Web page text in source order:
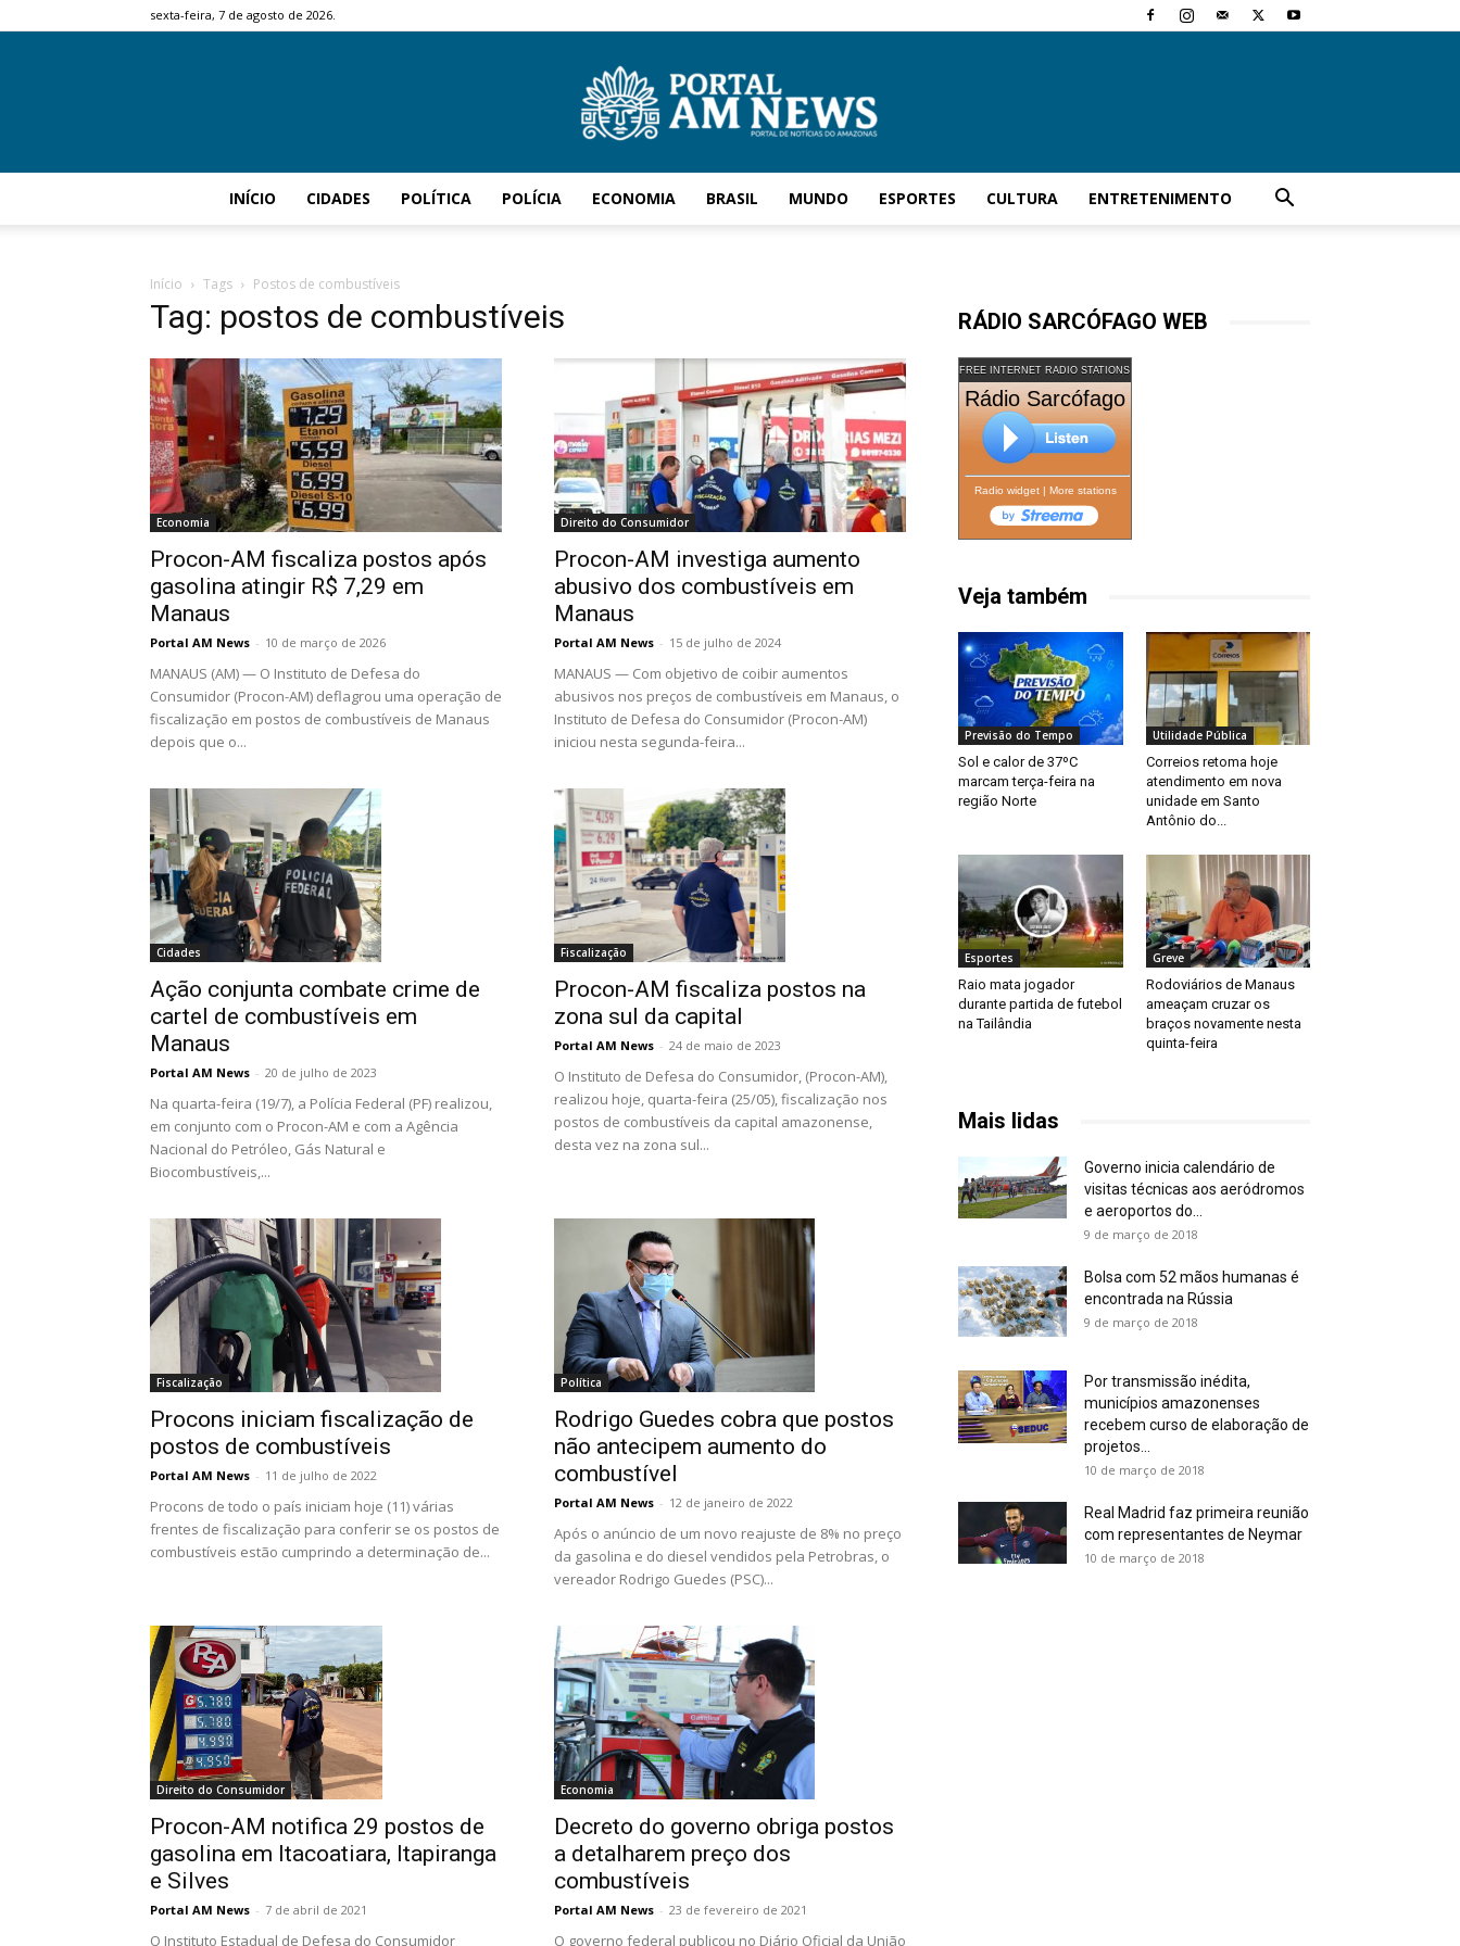
sexta-feira, 7 de agosto de 2026.
INÍCIO CIDADES POLÍTICA POLÍCIA ECONOMIA BRASIL MUNDO ESPORTES CULTURA ENTRETENIMENTO
Início Tags Postos de combustíveis
Tag: postos de combustíveis
Economia
Procon-AM fiscaliza postos após
gasolina atingir R$ 7,29 em
Manaus
Portal AM News - 10 de março de 2026
MANAUS (AM) — O Instituto de Defesa do
Consumidor (Procon-AM) deflagrou uma operação de
fiscalização em postos de combustíveis de Manaus
depois que o...
Direito do Consumidor
Procon-AM investiga aumento
abusivo dos combustíveis em
Manaus
Portal AM News - 15 de julho de 2024
MANAUS — Com objetivo de coibir aumentos
abusivos nos preços de combustíveis em Manaus, o
Instituto de Defesa do Consumidor (Procon-AM)
iniciou nesta segunda-feira...
Cidades
Ação conjunta combate crime de
cartel de combustíveis em
Manaus
Portal AM News - 20 de julho de 2023
Na quarta-feira (19/7), a Polícia Federal (PF) realizou,
em conjunto com o Procon-AM e com a Agência
Nacional do Petróleo, Gás Natural e
Biocombustíveis,...
Fiscalização
Procon-AM fiscaliza postos na
zona sul da capital
Portal AM News - 24 de maio de 2023
O Instituto de Defesa do Consumidor, (Procon-AM),
realizou hoje, quarta-feira (25/05), fiscalização nos
postos de combustíveis da capital amazonense,
desta vez na zona sul...
Fiscalização
Procons iniciam fiscalização de
postos de combustíveis
Portal AM News - 11 de julho de 2022
Procons de todo o país iniciam hoje (11) várias
frentes de fiscalização para conferir se os postos de
combustíveis estão cumprindo a determinação de...
Política
Rodrigo Guedes cobra que postos
não antecipem aumento do
combustível
Portal AM News - 12 de janeiro de 2022
Após o anúncio de um novo reajuste de 8% no preço
da gasolina e do diesel vendidos pela Petrobras, o
vereador Rodrigo Guedes (PSC)...
Direito do Consumidor
Procon-AM notifica 29 postos de
gasolina em Itacoatiara, Itapiranga
e Silves
Portal AM News - 7 de abril de 2021
O Instituto Estadual de Defesa do Consumidor
Economia
Decreto do governo obriga postos
a detalharem preço dos
combustíveis
Portal AM News - 23 de fevereiro de 2021
O governo federal publicou no Diário Oficial da União
RÁDIO SARCÓFAGO WEB
FREE INTERNET RADIO STATIONS
Rádio Sarcófago
Radio widget| More stations
Veja também
Previsão do Tempo
Sol e calor de 37ºC
marcam terça-feira na
região Norte
Utilidade Pública
Correios retoma hoje
atendimento em nova
unidade em Santo
Antônio do...
Esportes
Raio mata jogador
durante partida de futebol
na Tailândia
Greve
Rodoviários de Manaus
ameaçam cruzar os
braços novamente nesta
quinta-feira
Mais lidas
Governo inicia calendário de
visitas técnicas aos aeródromos
e aeroportos do...
9 de março de 2018
Bolsa com 52 mãos humanas é
encontrada na Rússia
9 de março de 2018
Por transmissão inédita,
municípios amazonenses
recebem curso de elaboração de
projetos...
10 de março de 2018
Real Madrid faz primeira reunião
com representantes de Neymar
10 de março de 2018